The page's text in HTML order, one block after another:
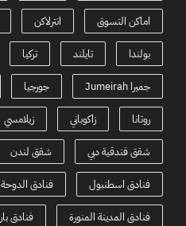
اماكن التسوق انترلاكن
بولندا تايلند تركيا
جميرا Jumeirah جورجيا
روتانا زاكوباني زيلامسي
شقق فندقية دبي شقق لندن
فنادق اسطنبول فنادق الدوحة
فنادق المدينة المنورة فنادق